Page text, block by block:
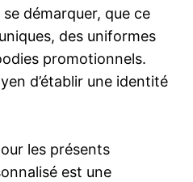
démarquer, que ce
des uniformes
promotionnels.
d’établir une identité
les présents
est une